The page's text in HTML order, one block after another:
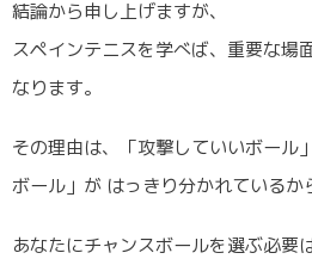
結論から申し上げますが、
スペインテニスを学べば、重要な場
なります。
その理由は、「攻撃していいボール
ボール」が はっきり分かれているか
あなたにチャンスボールを選ぶ必要